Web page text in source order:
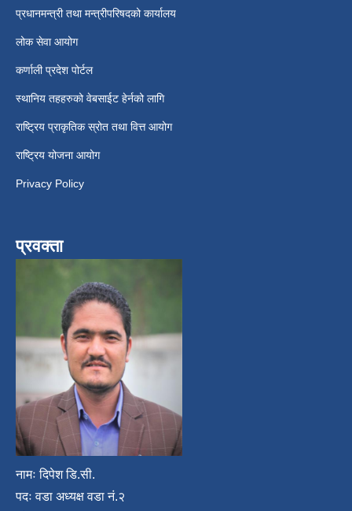
प्रधानमन्त्री तथा मन्त्रीपरिषदको कार्यालय
लोक सेवा आयोग
कर्णाली प्रदेश पोर्टल
स्थानिय तहहरुको वेबसाईट हेर्नको लागि
राष्ट्रिय प्राकृतिक स्रोत तथा वित्त आयोग
राष्ट्रिय योजना आयोग
Privacy Policy
प्रवक्ता
नामः दिपेश डि.सी.
पदः वडा अध्यक्ष वडा नं.२